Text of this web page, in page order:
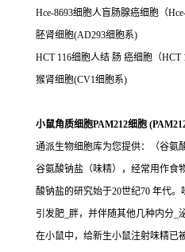
Hce-8693细胞人盲肠腺癌细胞（
胚肾细胞(AD293细胞系)
HCT 116细胞人结 肠 癌细胞（
猴肾细胞(CV1细胞系)
小鼠角质细胞PAM212细胞
通派生物细胞库为您提供：（谷氨
谷氨酸钠盐（味精），经常用作食
酸钠盐的研究始于20世纪70 年代
引发肥_胖，并伴随其他几种内分_
在小鼠中，给新生小鼠注射味精已